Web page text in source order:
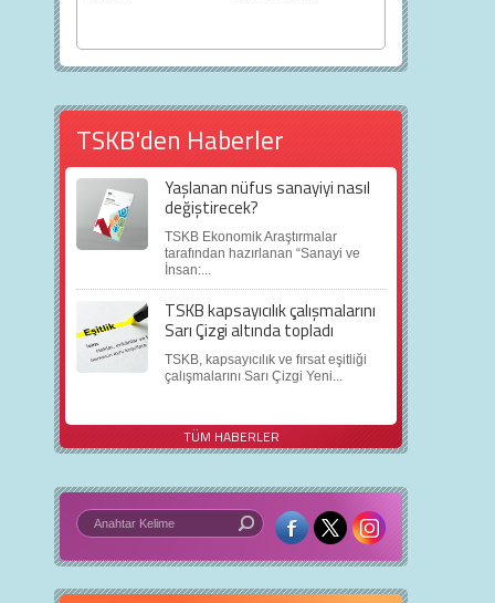
TSKB'den Haberler
Yaşlanan nüfus sanayiyi nasıl
değiştirecek?
TSKB Ekonomik Araştırmalar
tarafından hazırlanan “Sanayi ve
İnsan:...
TSKB kapsayıcılık çalışmalarını
Sarı Çizgi altında topladı
TSKB, kapsayıcılık ve fırsat eşitliği
çalışmalarını Sarı Çizgi Yeni...
TÜM HABERLER